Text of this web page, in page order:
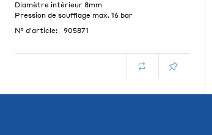
Diamètre intérieur 8mm
Pression de soufflage max. 16 bar
N° d'article:
905871